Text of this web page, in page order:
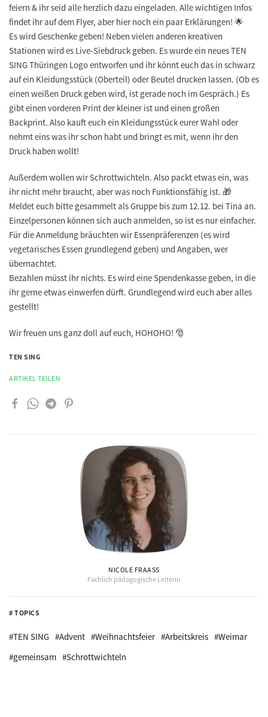
# TOPICS
#TEN SING #Advent #Weihnachtsfeier #Arbeitskreis #Weimar
#gemeinsam #Schrottwichteln
feiern & ihr seid alle herzlich dazu eingeladen. Alle wichtigen Infos
findet ihr auf dem Flyer, aber hier noch ein paar Erklärungen! 🌟
Es wird Geschenke geben! Neben vielen anderen kreativen
Stationen wird es Live-Siebdruck geben. Es wurde ein neues TEN
SING Thüringen Logo entworfen und ihr könnt euch das in schwarz
auf ein Kleidungsstück (Oberteil) oder Beutel drucken lassen. (Ob es
einen weißen Druck geben wird, ist gerade noch im Gespräch.) Es
gibt einen vorderen Print der kleiner ist und einen großen
Backprint. Also kauft euch ein Kleidungsstück eurer Wahl oder
nehmt eins was ihr schon habt und bringt es mit, wenn ihr den
Druck haben wollt!
Außerdem wollen wir Schrottwichteln. Also packt etwas ein, was
ihr nicht mehr braucht, aber was noch Funktionsfähig ist. 🎁
Meldet euch bitte gesammelt als Gruppe bis zum 12.12. bei Tina an.
Einzelpersonen können sich auch anmelden, so ist es nur einfacher.
Für die Anmeldung bräuchten wir Essenpräferenzen (es wird
vegetarisches Essen grundlegend geben) und Angaben, wer
übernachtet.
Bezahlen müsst ihr nichts. Es wird eine Spendenkasse geben, in die
ihr gerne etwas einwerfen dürft. Grundlegend wird euch aber alles
gestellt!
Wir freuen uns ganz doll auf euch, HOHOHO! 🎅
TEN SING
ARTIKEL TEILEN
NICOLE FRAASS
Fachlich pädagogische Leiterin